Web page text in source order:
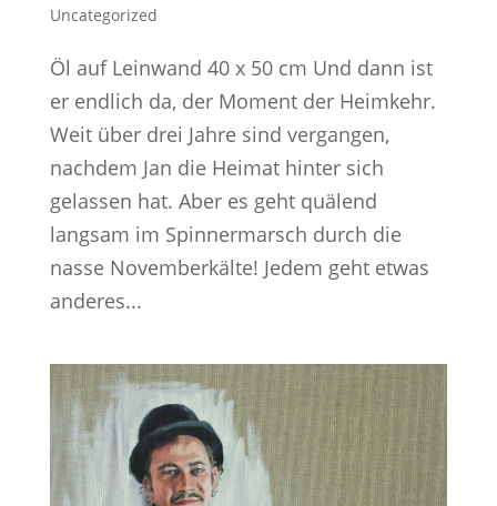
Uncategorized
Öl auf Leinwand 40 x 50 cm Und dann ist
er endlich da, der Moment der Heimkehr.
Weit über drei Jahre sind vergangen,
nachdem Jan die Heimat hinter sich
gelassen hat. Aber es geht quälend
langsam im Spinnermarsch durch die
nasse Novemberkälte! Jedem geht etwas
anderes...